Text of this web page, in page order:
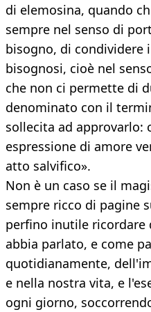
di elemosina, quando
sempre nel senso di
bisogno, di condividere
bisognosi, cioè nel
che non ci permette di
denominato con il
sollecita ad approvarlo:
espressione di amore
atto salvifico».
Non è un caso se il
sempre ricco di pagine
perfino inutile ricordare
abbia parlato, e come
quotidianamente,
e nella nostra vita, e
ogni giorno,